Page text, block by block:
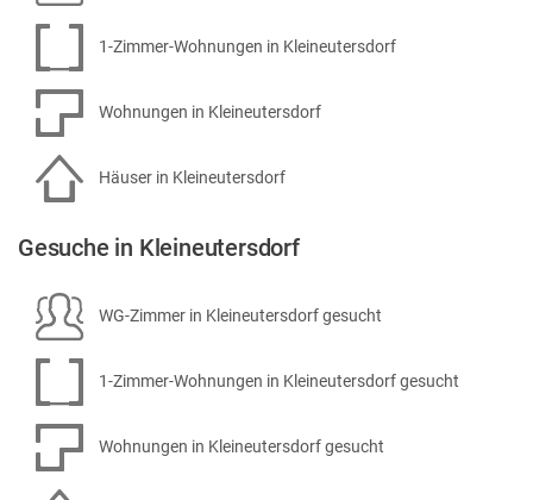
1-Zimmer-Wohnungen in Kleineutersdorf
Wohnungen in Kleineutersdorf
Häuser in Kleineutersdorf
Gesuche in Kleineutersdorf
WG-Zimmer in Kleineutersdorf gesucht
1-Zimmer-Wohnungen in Kleineutersdorf gesucht
Wohnungen in Kleineutersdorf gesucht